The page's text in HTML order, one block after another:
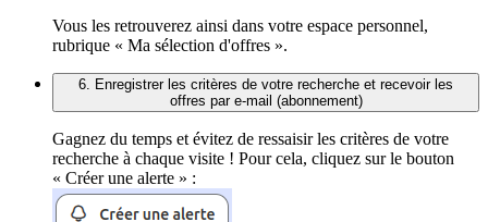
Vous les retrouverez ainsi dans votre espace personnel,
rubrique « Ma sélection d'offres ».
6. Enregistrer les critères de votre recherche et recevoir les
offres par e-mail (abonnement)
Gagnez du temps et évitez de ressaisir les critères de votre
recherche à chaque visite ! Pour cela, cliquez sur le bouton
« Créer une alerte » :